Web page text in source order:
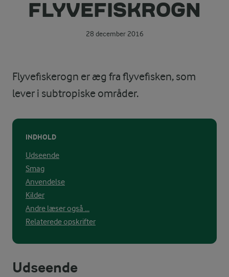
FLYVEFISKROGN
28 december 2016
Flyvefiskerogn er æg fra flyvefisken, som
lever i subtropiske områder.
INDHOLD
Udseende
Smag
Anvendelse
Kilder
Andre læser også ...
Relaterede opskrifter
Udseende